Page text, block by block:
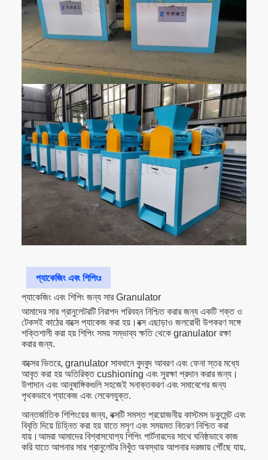
প্যাকেজিং এবং শিপিংঃ
প্যাকেজিং এবং শিপিং জন্য সার Granulator
আমাদের সার গ্রানুলেটরটি নিরাপদ পরিবহন নিশ্চিত করার জন্য একটি শক্ত ও
টেকসই কাঠের বাক্সে প্যাকেজ করা হয়।বক্স এছাড়াও জলরোধী উপকরণ সঙ্গে
শক্তিশালী করা হয় শিপিং সময় সম্ভাব্য ক্ষতি থেকে granulator রক্ষা
করার জন্য.
বাক্সের ভিতরে, granulator সাবধানে বুদবুদ আবরণ এবং ফেনা স্তর মধ্যে
আবৃত করা হয় অতিরিক্ত cushioning এবং সুরক্ষা প্রদান করার জন্য।
উপাদান এবং আনুষাঙ্গিকগুলি সহজেই সনাক্তকরণ এবং সমাবেশের জন্য
পৃথকভাবে প্যাকেজ এবং লেবেলযুক্ত.
আন্তর্জাতিক শিপিংয়ের জন্য, বক্সটি সমস্ত প্রয়োজনীয় কাস্টমস ডকুমেন্ট এবং
বিবৃতি দিয়ে চিহ্নিত করা হয় যাতে মসৃণ এবং সময়মত বিতরণ নিশ্চিত করা
যায়।আমরা আমাদের বিশ্বাসযোগ্য শিপিং পার্টনারদের সাথে ঘনিষ্ঠভাবে কাজ
করি যাতে আপনার সার গ্রানুলেটর নিখুঁত অবস্থায় আপনার দরজায় পৌঁছে যায়.